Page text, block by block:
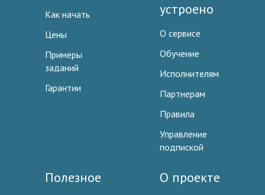
Как начать
Цены
Примеры
заданий
Гарантии
устроено
О сервисе
Обучение
Исполнителям
Партнерам
Правила
Управление
подпиской
Полезное О проекте